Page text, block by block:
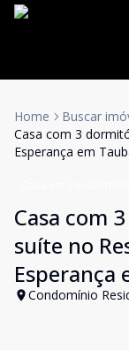
Home
Buscar
Casa com 3
Esperança em
Casa com
suíte no
Esperança
Condomínio